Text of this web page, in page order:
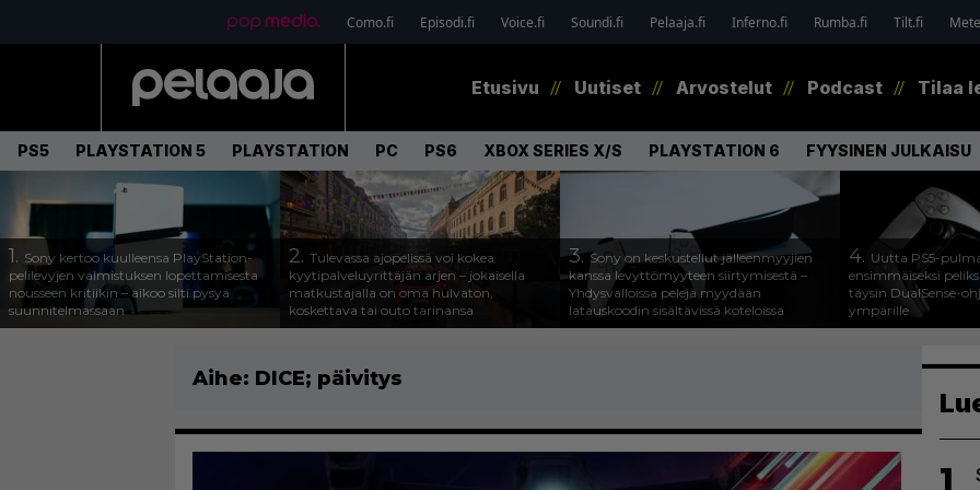
Como.fi Episodi.fi Voice.fi Soundi.fi Pelaaja.fi Inferno.fi Rumba.fi Tilt.fi
Etusivu Uutiset Arvostelut Podcast Tilaa
PS5 PLAYSTATION 5 PLAYSTATION PC PS6 XBOX SERIES X/S PLAYSTATION 6 FYYSINEN JULKAISU
1. Sony kertoo kuulleensa PlayStation-
pelilevyjen valmistuksen lopettamisesta
nousseen kritiikin – aikoo silti pysyä
suunnitelmassaan
2. Tulevassa ajopelissä voi kokea
kyytipalveluyrittäjän arjen – jokaisella
matkustajalla on oma hulvaton,
koskettava tai outo tarinansa
3.Sony on keskustellut jälleenmyyjien
kanssa levyttömyyteen siirtymisestä –
Yhdysvalloissa pelejä myydään
latauskoodin sisältävissä koteloissa
4. Uutta PS5-
ensimmäiseksi
täysin DualSense-
ympärille
Aihe: DICE; päivitys
1